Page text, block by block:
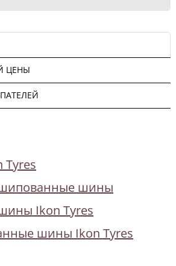
ЦЕНЫ
шины
Ikon Tyres
шины Ikon Tyres